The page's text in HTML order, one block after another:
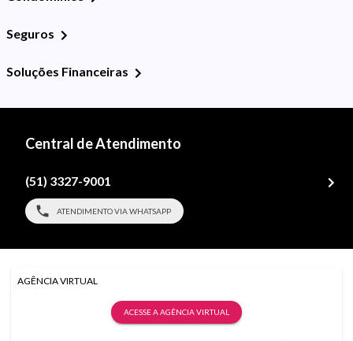
Seguros
Soluções Financeiras
Central de Atendimento
(51) 3327-9001
ATENDIMENTO VIA WHATSAPP
AGÊNCIA VIRTUAL
ACESSE A AGÊNCIA VIRTUAL